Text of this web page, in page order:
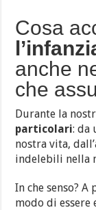
Cosa
anche
che
Durante la
particolari: da
nostra vita,
indelebili nella
In che senso?
modo di essere